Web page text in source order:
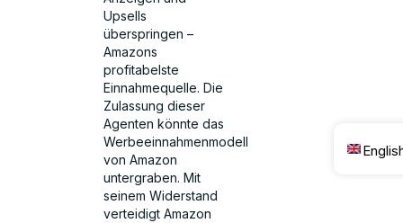
Upsells
überspringen –
Amazons
profitabelste
Einnahmequelle. Die
Zulassung dieser
Agenten könnte das
Werbeeinnahmenmodell
von Amazon
untergraben. Mit
seinem Widerstand
verteidigt Amazon